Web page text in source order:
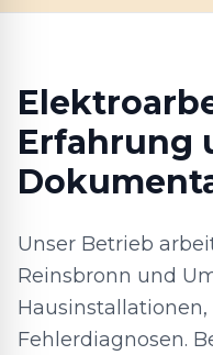
Erfahrung
Unser Betrieb
Reinsbronn und
Fehlerdiagnosen.